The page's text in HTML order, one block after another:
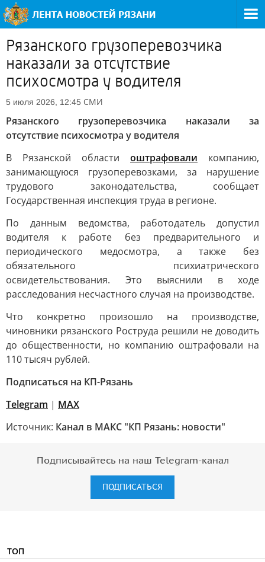
Рязанского грузоперевозчика
наказали за отсутствие
психосмотра у водителя
5 июля 2026, 12:45 СМИ
Рязанского грузоперевозчика наказали за
отсутствие психосмотра у водителя
В Рязанской области оштрафовали компанию,
занимающуюся грузоперевозками, за нарушение
трудового законодательства, сообщает
Государственная инспекция труда в регионе.
По данным ведомства, работодатель допустил
водителя к работе без предварительного и
периодического медосмотра, а также без
обязательного психиатрического
освидетельствования. Это выяснили в ходе
расследования несчастного случая на производстве.
Что конкретно произошло на производстве,
чиновники рязанского Роструда решили не доводить
до общественности, но компанию оштрафовали на
110 тысяч рублей.
Подписаться на КП-Рязань
Telegram | МАХ
Источник: Канал в МАКС "КП Рязань: новости"
Подписывайтесь на наш Telegram-канал
ПОДПИСАТЬСЯ
ТОП